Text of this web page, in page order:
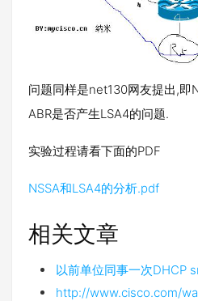
问题同样是net130网友提出,即
ABR是否产生LSA4的问题.
实验过程请看下面的PDF
NSSA和LSA4的分析.pdf
相关文章
以前单位同事一次DHCP
http://www.cisco.com/